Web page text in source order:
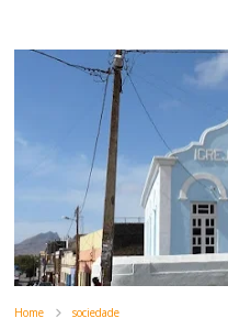
Home sociedade